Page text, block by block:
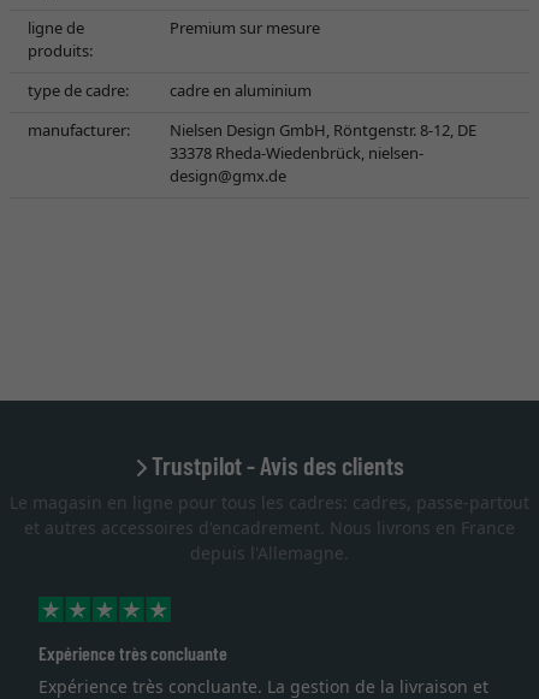
ligne de
produits:
Premium sur mesure
type de cadre:
cadre en aluminium
manufacturer:
Nielsen Design GmbH, Röntgenstr. 8-12, DE
33378 Rheda-Wiedenbrück, nielsen-
design@gmx.de
Trustpilot - Avis des clients
Le magasin en ligne pour tous les cadres: cadres, passe-partout
et autres accessoires d'encadrement. Nous livrons en France
depuis l'Allemagne.
Expérience très concluante
Expérience très concluante. La gestion de la livraison et